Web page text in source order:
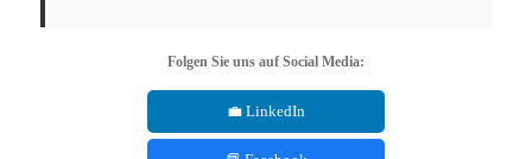
Folgen Sie uns auf Social Media:
💼 LinkedIn